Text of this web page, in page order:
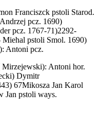
Franciszck pstoli Starod.
pcz. 1690)
pcz. 1767-71)2292-
Miehal pstoli Smol. 1690)
Antoni pcz.
Antoni hor.
Dymitr
67Mikosza Jan Karol
Jan pstoli ways.